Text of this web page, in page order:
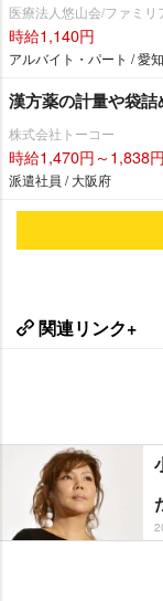
医療法人悠山会/ファミリ
時給1,140円
アルバイト・パート / 愛
漢方薬の計量や袋
株式会社トーコー
時給1,470円～1,838円
派遣社員 / 大阪府
関連リンク+